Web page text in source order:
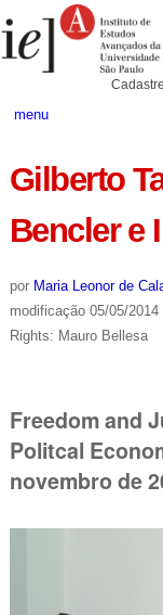
para
conteúdo.
Pessoais
menu
Gilberto
Bencler e
por Maria Leonor de
modificação05/05/2014
Rights: Mauro Bellesa
Freedom and
Politcal
novembro de